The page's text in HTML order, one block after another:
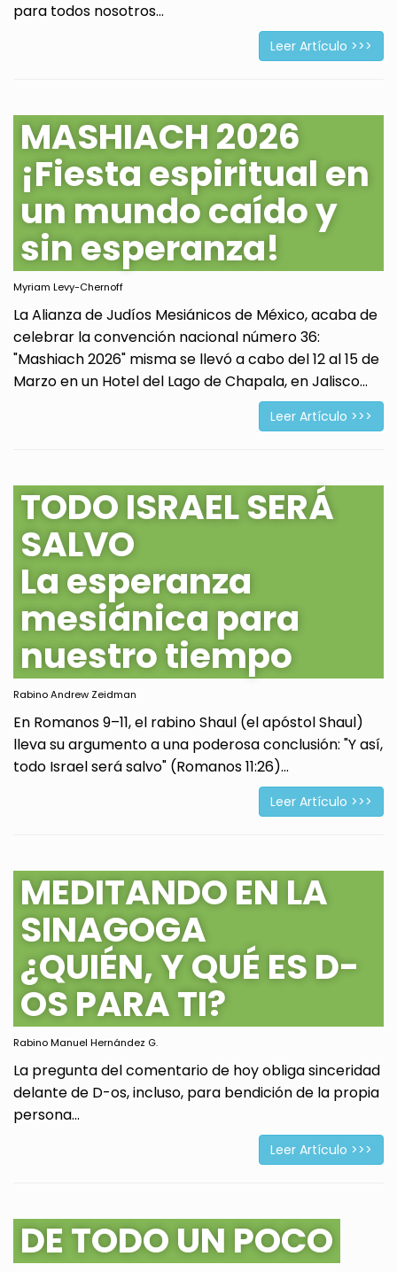
para todos nosotros...
Leer Artículo >>>
MASHIACH 2026
¡Fiesta espiritual en
un mundo caído y
sin esperanza!
Myriam Levy-Chernoff
La Alianza de Judíos Mesiánicos de México, acaba de
celebrar la convención nacional número 36:
"Mashiach 2026" misma se llevó a cabo del 12 al 15 de
Marzo en un Hotel del Lago de Chapala, en Jalisco...
Leer Artículo >>>
TODO ISRAEL SERÁ
SALVO
La esperanza
mesiánica para
nuestro tiempo
Rabino Andrew Zeidman
En Romanos 9–11, el rabino Shaul (el apóstol Shaul)
lleva su argumento a una poderosa conclusión: "Y así,
todo Israel será salvo" (Romanos 11:26)...
Leer Artículo >>>
MEDITANDO EN LA
SINAGOGA
¿QUIÉN, Y QUÉ ES D-
OS PARA TI?
Rabino Manuel Hernández G.
La pregunta del comentario de hoy obliga sinceridad
delante de D-os, incluso, para bendición de la propia
persona...
Leer Artículo >>>
DE TODO UN POCO